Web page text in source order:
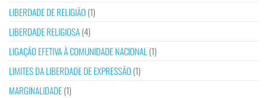
LIBERDADE DE RELIGIÃO (1)
LIBERDADE RELIGIOSA(4)
LIGAÇÃO EFETIVA À COMUNIDADE NACIONAL (1)
LIMITES DA LIBERDADE DE EXPRESSÃO (1)
MARGINALIDADE(1)